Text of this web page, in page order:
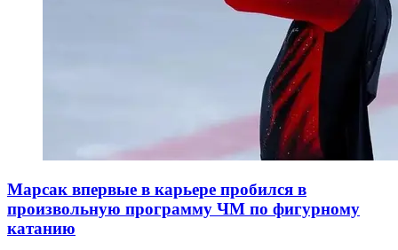
Марсак впервые в карьере пробился в
произвольную программу ЧМ по фигурному
катанию